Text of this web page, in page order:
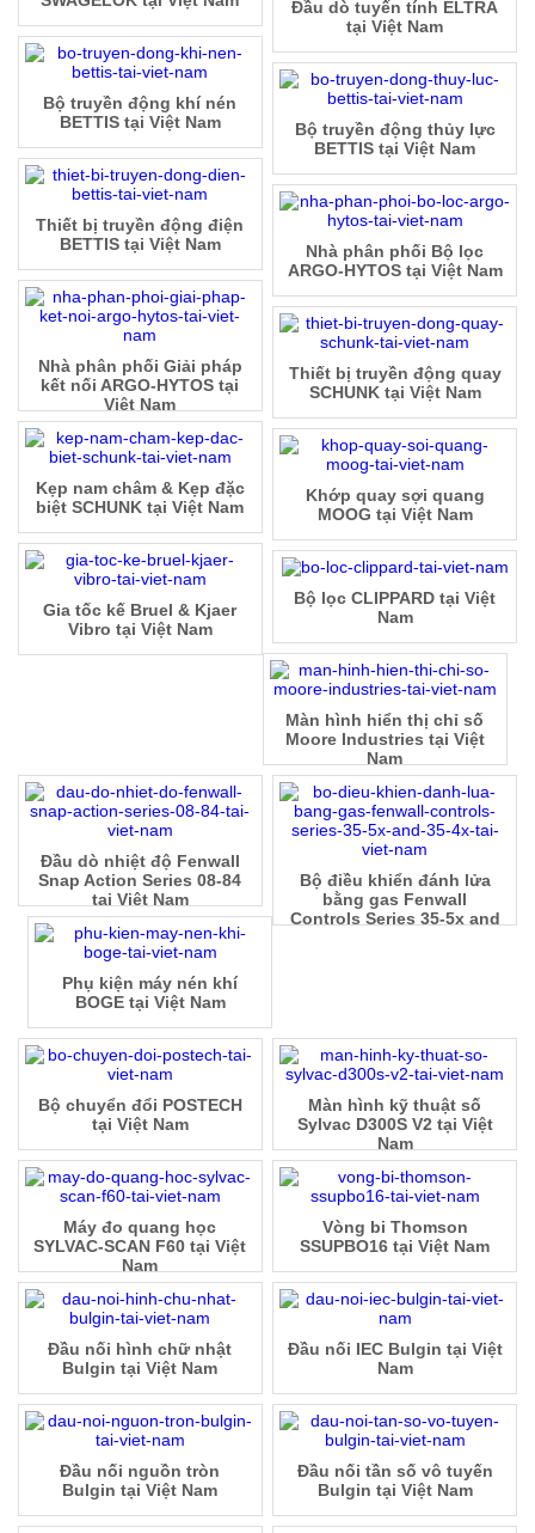
Đầu dò tuyến tính ELTRA
tại Việt Nam
Bộ truyền động khí nén
BETTIS tại Việt Nam
Bộ truyền động thủy lực
BETTIS tại Việt Nam
Thiết bị truyền động điện
BETTIS tại Việt Nam
Nhà phân phối Bộ lọc
ARGO-HYTOS tại Việt Nam
Nhà phân phối Giải pháp
kết nối ARGO-HYTOS tại
Việt Nam
Thiết bị truyền động quay
SCHUNK tại Việt Nam
Kẹp nam châm & Kẹp đặc
biệt SCHUNK tại Việt Nam
Khớp quay sợi quang
MOOG tại Việt Nam
Gia tốc kế Bruel & Kjaer
Vibro tại Việt Nam
Bộ lọc CLIPPARD tại Việt
Nam
Màn hình hiển thị chỉ số
Moore Industries tại Việt
Nam
Bộ điều khiển đánh lửa
bằng gas Fenwall
Controls Series 35-5x and
Đầu dò nhiệt độ Fenwall
Snap Action Series 08-84
tại Việt Nam
Phụ kiện máy nén khí
BOGE tại Việt Nam
Bộ chuyển đổi POSTECH
tại Việt Nam
Màn hình kỹ thuật số
Sylvac D300S V2 tại Việt
Nam
Máy đo quang học
SYLVAC-SCAN F60 tại Việt
Nam
Vòng bi Thomson
SSUPBO16 tại Việt Nam
Đầu nối hình chữ nhật
Bulgin tại Việt Nam
Đầu nối IEC Bulgin tại Việt
Nam
Đầu nối nguồn tròn
Bulgin tại Việt Nam
Đầu nối tần số vô tuyến
Bulgin tại Việt Nam